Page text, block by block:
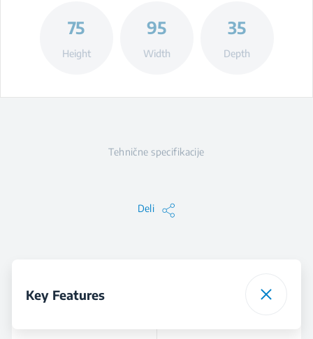
75
Height
95
Width
35
Depth
Tehnične specifikacije
Deli
Key Features